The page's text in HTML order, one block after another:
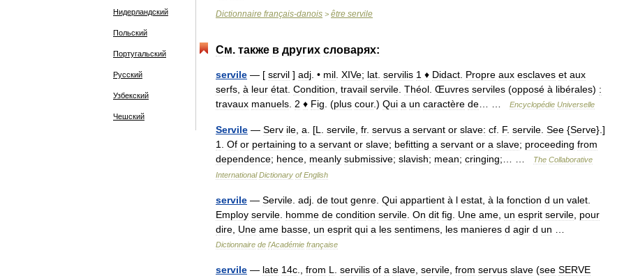
Нидерландский
Польский
Португальский
Русский
Узбекский
Чешский
Dictionnaire français-danois > être servile
См. также в других словарях:
servile — [ sɛrvil ] adj . • mil XIVe; lat servilis 1 ♦ Didact Propre aux esclaves et aux
serfs à leur état Condition travail servile Théol Œuvres serviles (opposé à libérales) :
travaux manuels 2 ♦ Fig . (plus cour.) Qui a un caractère de Encyclopédie Universelle
Servile — Serv ile a . [L servile fr. servus a servant or slave: cf F. servile See {Serve}.]
1
Of or pertaining to a servant or slave; befitting a servant or a slave; proceeding from
dependence; hence meanly submissive; slavish; mean; cringing;… … The Collaborative
International Dictionary of English
servile — Servile adj de tout genre Qui appartient à l estat à la fonction d un valet
Employ servile homme de condition servile On dit fig Une ame un esprit servile pour
dire Une ame basse un esprit qui a les sentimens les manieres d agir d un
Dictionnaire de l'Académie française
servile — late 14c from L servilis of a slave servile from servus slave (see SERVE